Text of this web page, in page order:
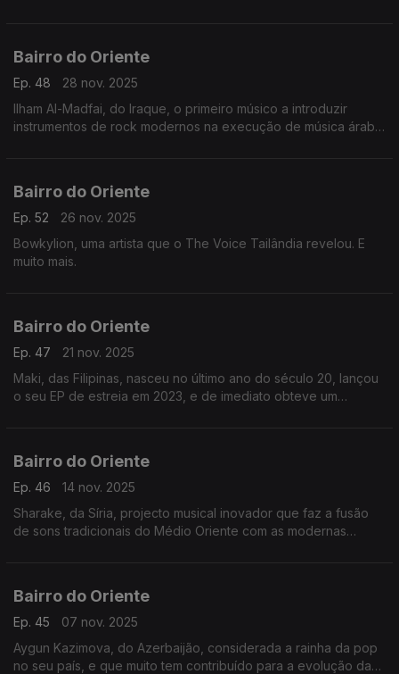
Bairro do Oriente
Ep. 48
28 nov. 2025
Ilham Al-Madfai, do Iraque, o primeiro músico a introduzir
instrumentos de rock modernos na execução de música árabe.
Bairro do Oriente
Ep. 52
26 nov. 2025
Bowkylion, uma artista que o The Voice Tailândia revelou. E
muito mais.
Bairro do Oriente
Ep. 47
21 nov. 2025
Maki, das Filipinas, nasceu no último ano do século 20, lançou
o seu EP de estreia em 2023, e de imediato obteve um
Bairro do Oriente
Ep. 46
14 nov. 2025
Sharake, da Síria, projecto musical inovador que faz a fusão
de sons tradicionais do Médio Oriente com as modernas
Bairro do Oriente
Ep. 45
07 nov. 2025
Aygun Kazimova, do Azerbaijão, considerada a rainha da pop
no seu país, e que muito tem contribuído para a evolução da